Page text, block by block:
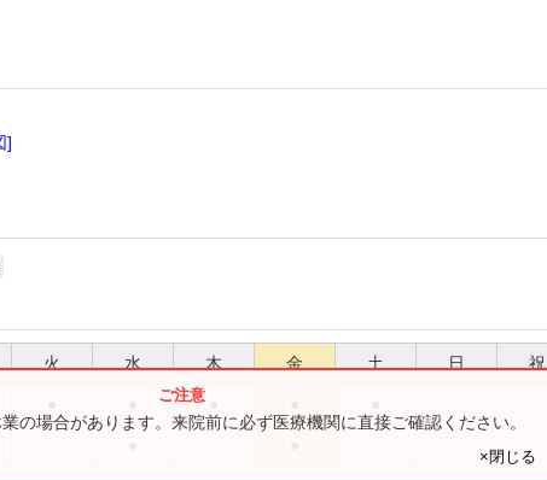
]
火 水 木 金 土 日 祝
の場合があります。来院前に必ず医療機関に直接ご確認ください。
×閉じる